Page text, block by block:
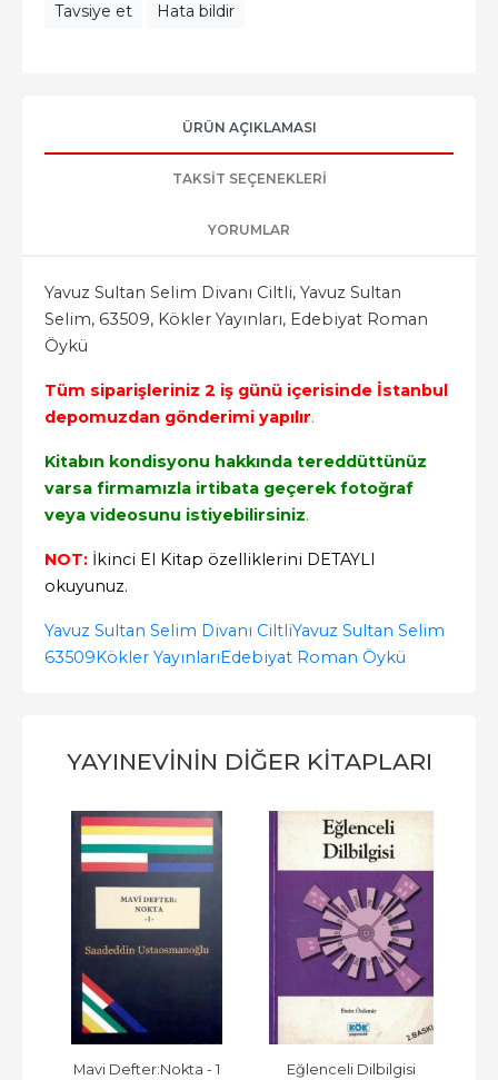
Tavsiye et Hata bildir
ÜRÜN AÇIKLAMASI
TAKSIT SEÇENEKLERI
YORUMLAR
Yavuz Sultan Selim Divanı Ciltli, Yavuz Sultan
Selim, 63509, Kökler Yayınları, Edebiyat Roman
Öykü
Tüm siparişleriniz 2 iş günü içerisinde İstanbul
depomuzdan gönderimi yapılır.
Kitabın kondisyonu hakkında tereddüttünüz
varsa firmamızla irtibata geçerek fotoğraf
veya videosunu istiyebilirsiniz.
NOT: İkinci El Kitap özelliklerini DETAYLI
okuyunuz.
Yavuz Sultan Selim Divanı CiltliYavuz Sultan Selim
63509Kökler YayınlarıEdebiyat Roman Öykü
YAYINEVININ DIĞER KITAPLARI
Mavi Defter:Nokta - 1
Eğlenceli Dilbilgisi